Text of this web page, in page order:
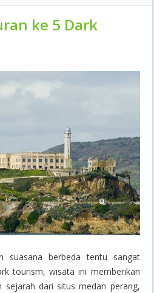
ke 5 Dark
suasana berbeda tentu sangat
tourism, wisata ini memberikan
sejarah dari situs medan perang,